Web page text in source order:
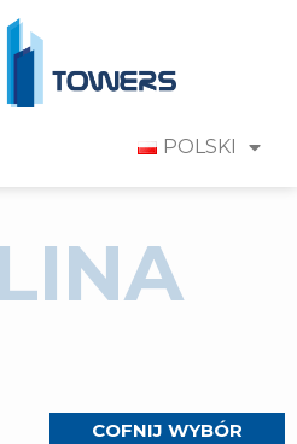
POLSKI
COFNIJ WYBÓR